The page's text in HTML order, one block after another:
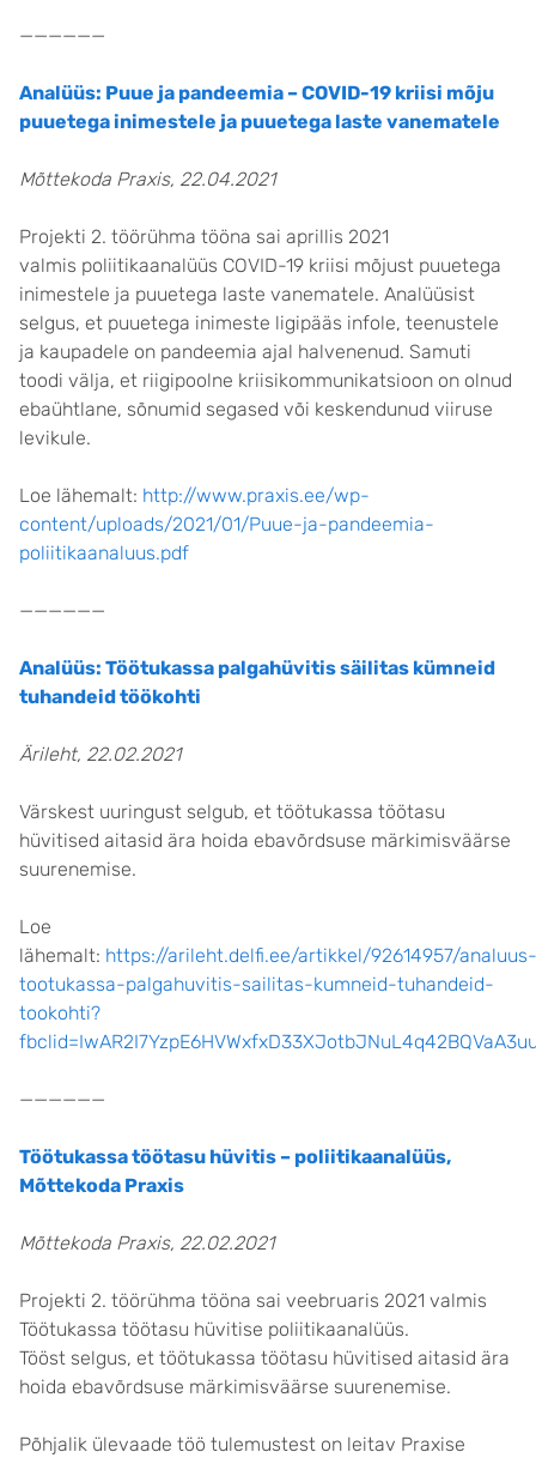
——————
Analüüs: Puue ja pandeemia – COVID-19 kriisi mõju
puuetega inimestele ja puuetega laste vanematele
Mõttekoda Praxis, 22.04.2021
Projekti 2. töörühma tööna sai aprillis 2021
valmis poliitikaanalüüs COVID-19 kriisi mõjust puuetega
inimestele ja puuetega laste vanematele. Analüüsist
selgus, et puuetega inimeste ligipääs infole, teenustele
ja kaupadele on pandeemia ajal halvenenud. Samuti
toodi välja, et riigipoolne kriisikommunikatsioon on olnud
ebaühtlane, sõnumid segased või keskendunud viiruse
levikule.
Loe lähemalt: http://www.praxis.ee/wp-
content/uploads/2021/01/Puue-ja-pandeemia-
poliitikaanaluus.pdf
——————
Analüüs: Töötukassa palgahüvitis säilitas kümneid
tuhandeid töökohti
Ärileht, 22.02.2021
Värskest uuringust selgub, et töötukassa töötasu
hüvitised aitasid ära hoida ebavõrdsuse märkimisväärse
suurenemise.
Loe
lähemalt: https://arileht.delfi.ee/artikkel/92614957/analuus-
tootukassa-palgahuvitis-sailitas-kumneid-tuhandeid-
tookohti?
——————
Töötukassa töötasu hüvitis – poliitikaanalüüs,
Mõttekoda Praxis
Mõttekoda Praxis, 22.02.2021
Projekti 2. töörühma tööna sai veebruaris 2021 valmis
Töötukassa töötasu hüvitise poliitikaanalüüs.
Tööst selgus, et töötukassa töötasu hüvitised aitasid ära
hoida ebavõrdsuse märkimisväärse suurenemise.
Põhjalik ülevaade töö tulemustest on leitav Praxise